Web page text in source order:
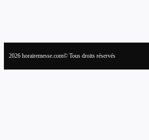
2026 horairemesse.com© Tous droits réservés